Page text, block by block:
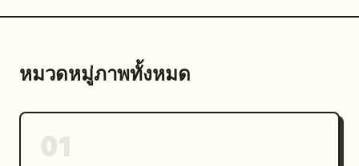
stills","faces":"softly obscured or de-
หมวดหมู่ภาพทั้งหมด